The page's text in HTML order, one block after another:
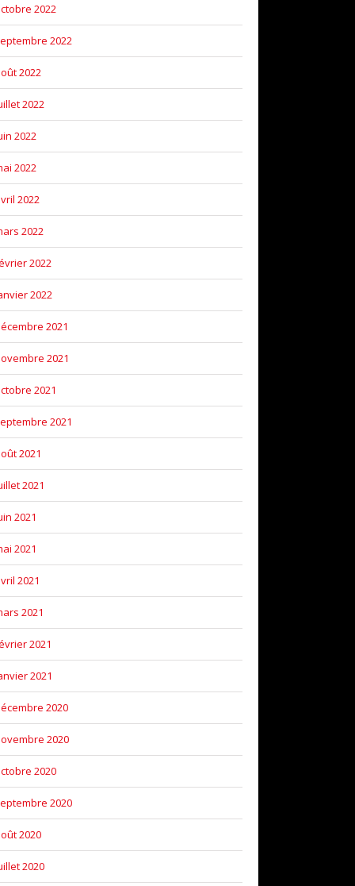
2022
2022
2022
2022
2022
2022
2022
2022
2022
2022
2021
2021
2021
2021
2021
2021
2021
2021
2021
2021
2021
2021
2020
2020
2020
2020
2020
2020